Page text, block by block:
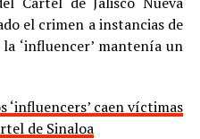
el crimen a instancias de
‘influencer’ mantenía un
‘influencers’ caen víctimas
de Sinaloa